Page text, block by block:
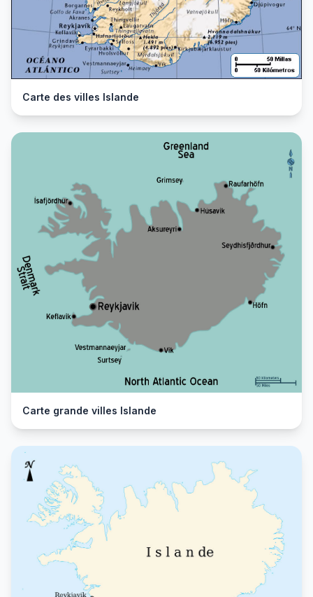
Carte des villes Islande
Carte grande villes Islande